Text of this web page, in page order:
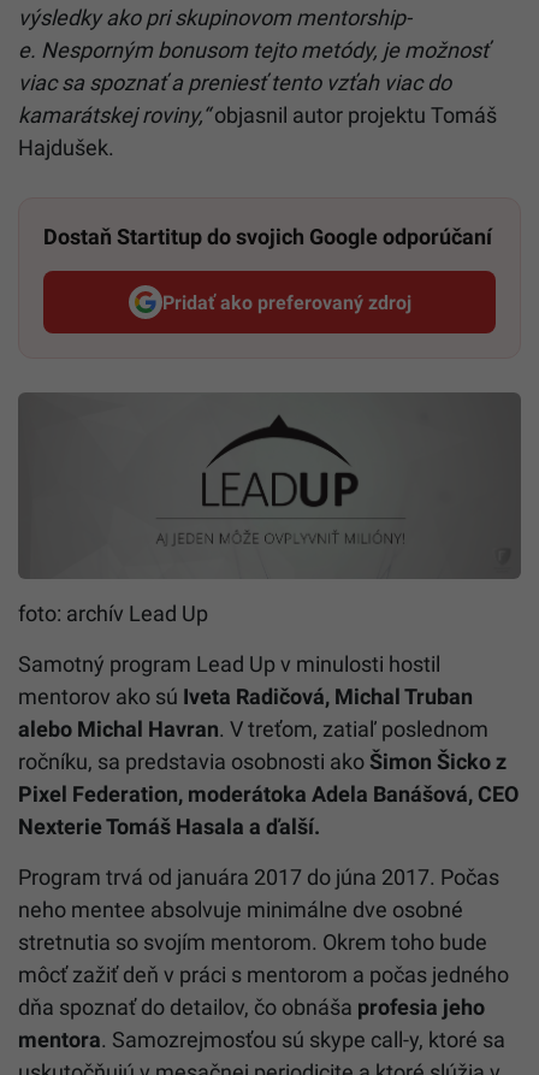
výsledky ako pri skupinovom mentorship-
e. Nesporným bonusom tejto metódy, je možnosť
viac sa spoznať a preniesť tento vzťah viac do
kamarátskej roviny,“objasnil autor projektu Tomáš
Hajdušek.
Dostaň Startitup do svojich Google odporúčaní
Pridať ako preferovaný zdroj
Startitup, odkaz sa otvorí v
foto: archív Lead Up
Samotný program Lead Up v minulosti hostil
mentorov ako sú Iveta Radičová, Michal Truban
alebo Michal Havran. V treťom, zatiaľ poslednom
ročníku, sa predstavia osobnosti akoŠimon Šicko z
Pixel Federation, moderátoka Adela Banášová, CEO
Nexterie Tomáš Hasala a ďalší.
Program trvá od januára 2017 do júna 2017. Počas
neho mentee absolvuje minimálne dve osobné
stretnutia so svojím mentorom. Okrem toho bude
môcť zažiť deň v práci s mentorom a počas jedného
dňa spoznať do detailov, čo obnáša profesia jeho
mentora. Samozrejmosťou sú skype call-y, ktoré sa